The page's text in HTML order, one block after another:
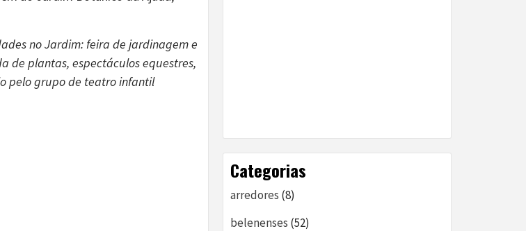
no Jardim: feira de jardinagem e
de plantas, espectáculos equestres,
pelo grupo de teatro infantil
Categorias
arredores (8)
belenenses (52)